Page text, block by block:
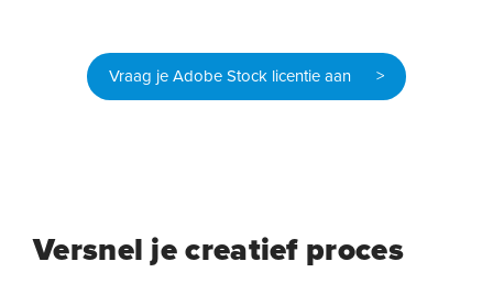
Vraag je Adobe Stock licentie aan >
Versnel je creatief proces